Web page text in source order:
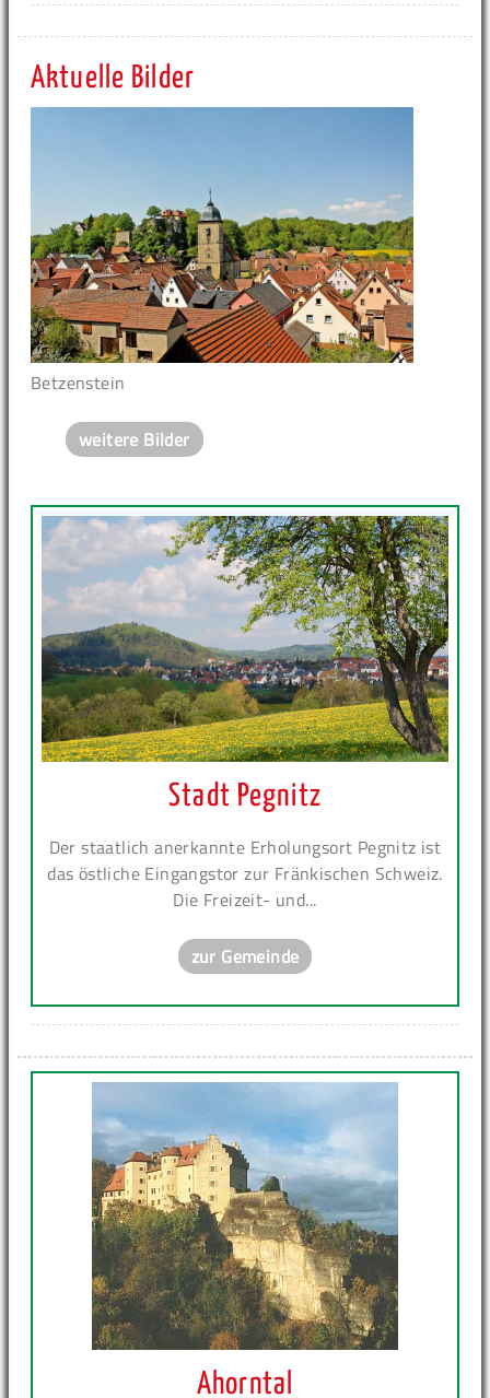
Aktuelle Bilder
Betzenstein
weitere Bilder
Stadt Pegnitz
Der staatlich anerkannte Erholungsort Pegnitz ist
das östliche Eingangstor zur Fränkischen Schweiz.
Die Freizeit- und...
zur Gemeinde
Ahorntal